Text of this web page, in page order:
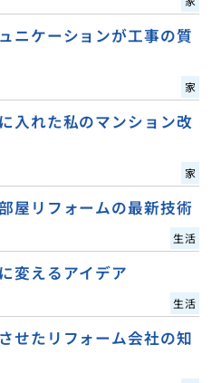
ニケーションが工事の質
家
入れた私のマンション改
家
屋リフォームの最新技術
生活
変えるアイデア
生活
せたリフォーム会社の知